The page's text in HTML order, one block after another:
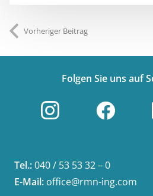
Vorheriger Beitrag
Folgen Sie uns auf
Tel.:040 / 53 53 32 – 0
E-Mail: office@rmn-ing.com